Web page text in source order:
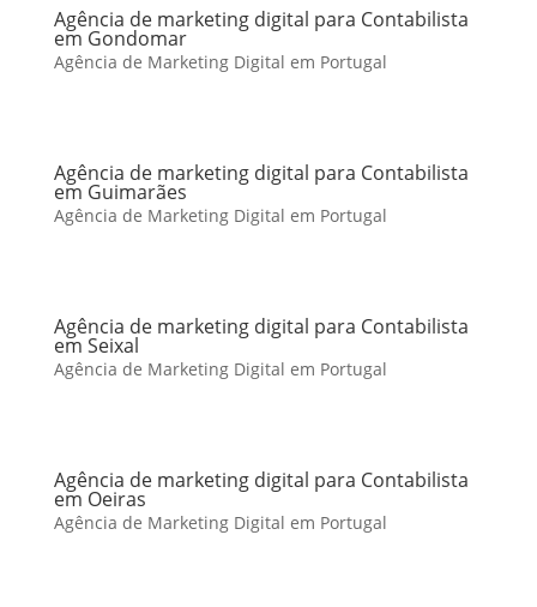
Agência de marketing digital para Contabilista
em Gondomar
Agência de Marketing Digital em Portugal
Agência de marketing digital para Contabilista
em Guimarães
Agência de Marketing Digital em Portugal
Agência de marketing digital para Contabilista
em Seixal
Agência de Marketing Digital em Portugal
Agência de marketing digital para Contabilista
em Oeiras
Agência de Marketing Digital em Portugal